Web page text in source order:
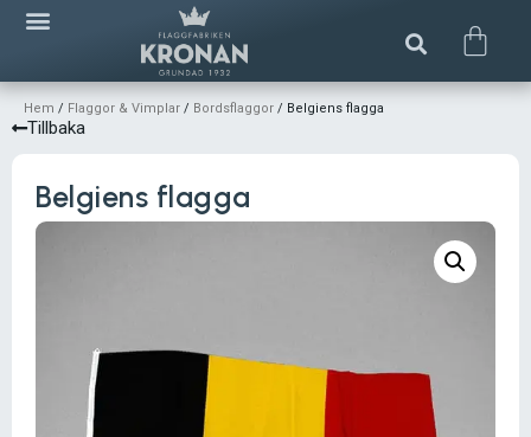
Hem / Flaggor & Vimplar / Bordsflaggor / Belgiens flagga
Tillbaka
Belgiens flagga